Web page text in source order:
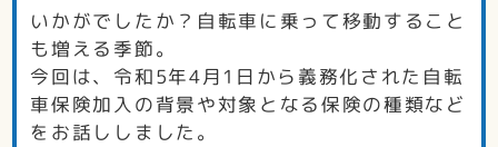
いかがでしたか？自転車に乗って移動すること
も増える季節。
今回は、令和5年4月1日から義務化された自転
車保険加入の背景や対象となる保険の種類など
をお話ししました。